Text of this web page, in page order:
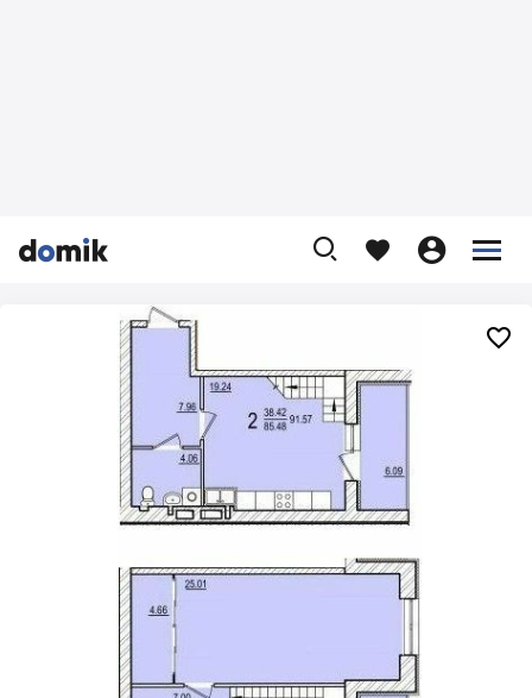


    


